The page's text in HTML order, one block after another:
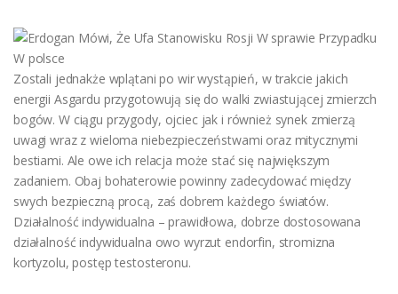
Zostali jednakże wplątani po wir wystąpień, w trakcie jakich
energii Asgardu przygotowują się do walki zwiastującej zmierzch
bogów. W ciągu przygody, ojciec jak i również synek zmierzą
uwagi wraz z wieloma niebezpieczeństwami oraz mitycznymi
bestiami. Ale owe ich relacja może stać się największym
zadaniem. Obaj bohaterowie powinny zadecydować między
swych bezpieczną procą, zaś dobrem każdego światów.
Działalność indywidualna – prawidłowa, dobrze dostosowana
działalność indywidualna owo wyrzut endorfin, stromizna
kortyzolu, postęp testosteronu.